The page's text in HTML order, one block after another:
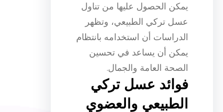
يمكن الحصول عليها من تناول
عسل تركي الطبيعي، وتظهر
الدراسات أن استخدامه بانتظام
يمكن أن يساعد في تحسين
الصحة العامة والجمال.
فوائد عسل تركي
الطبيعي والعضوي